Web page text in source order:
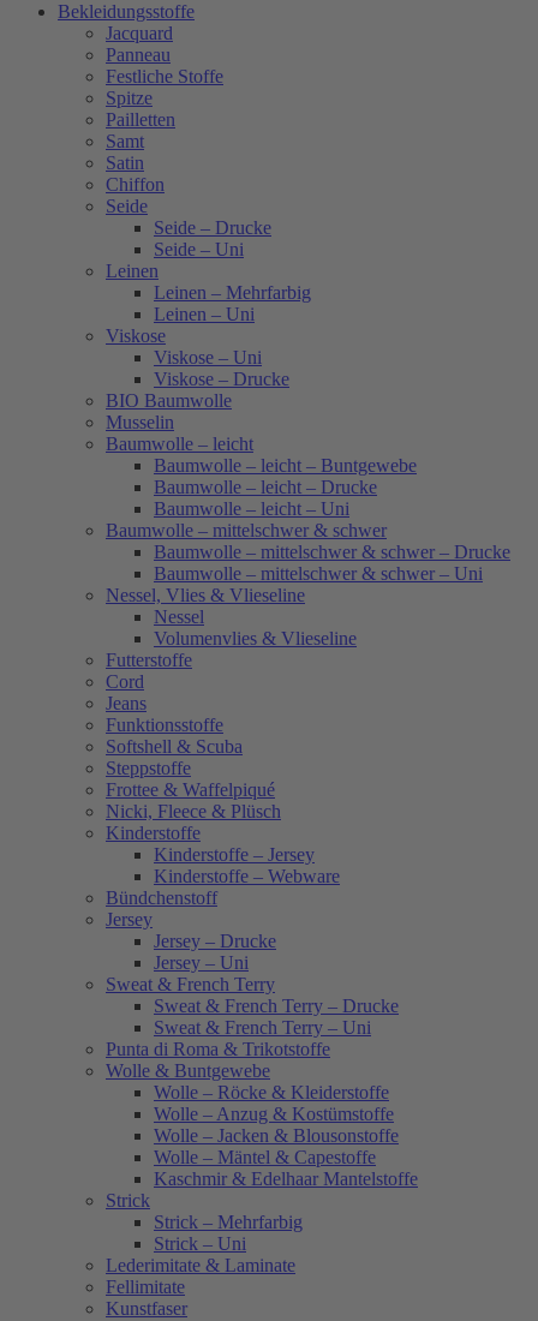
Bekleidungsstoffe
Jacquard
Panneau
Festliche Stoffe
Spitze
Pailletten
Samt
Satin
Chiffon
Seide
Seide – Drucke
Seide – Uni
Leinen
Leinen – Mehrfarbig
Leinen – Uni
Viskose
Viskose – Uni
Viskose – Drucke
BIO Baumwolle
Musselin
Baumwolle – leicht
Baumwolle – leicht – Buntgewebe
Baumwolle – leicht – Drucke
Baumwolle – leicht – Uni
Baumwolle – mittelschwer & schwer
Baumwolle – mittelschwer & schwer – Drucke
Baumwolle – mittelschwer & schwer – Uni
Nessel, Vlies & Vlieseline
Nessel
Volumenvlies & Vlieseline
Futterstoffe
Cord
Jeans
Funktionsstoffe
Softshell & Scuba
Steppstoffe
Frottee & Waffelpiqué
Nicki, Fleece & Plüsch
Kinderstoffe
Kinderstoffe – Jersey
Kinderstoffe – Webware
Bündchenstoff
Jersey
Jersey – Drucke
Jersey – Uni
Sweat & French Terry
Sweat & French Terry – Drucke
Sweat & French Terry – Uni
Punta di Roma & Trikotstoffe
Wolle & Buntgewebe
Wolle – Röcke & Kleiderstoffe
Wolle – Anzug & Kostümstoffe
Wolle – Jacken & Blousonstoffe
Wolle – Mäntel & Capestoffe
Kaschmir & Edelhaar Mantelstoffe
Strick
Strick – Mehrfarbig
Strick – Uni
Lederimitate & Laminate
Fellimitate
Kunstfaser